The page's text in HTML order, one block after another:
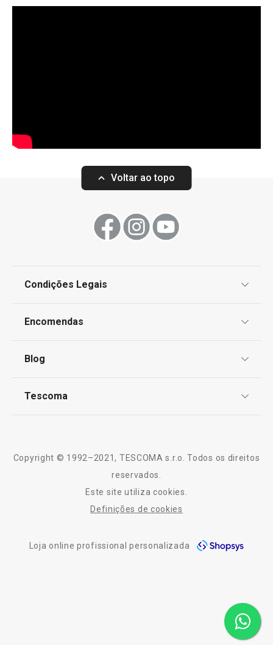
Voltar ao topo
Condições Legais
Livro de Reclamações
Encomendas
Perguntas Frequentes
Blog
Tescoma
Copyright © 1992–2021, TESCOMA s.r.o. Todos os direitos
reservados.
Este site utiliza cookies.
Definições de cookies
Loja online profissional personalizada